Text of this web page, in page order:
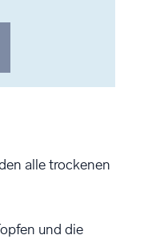
alle trockenen
und die